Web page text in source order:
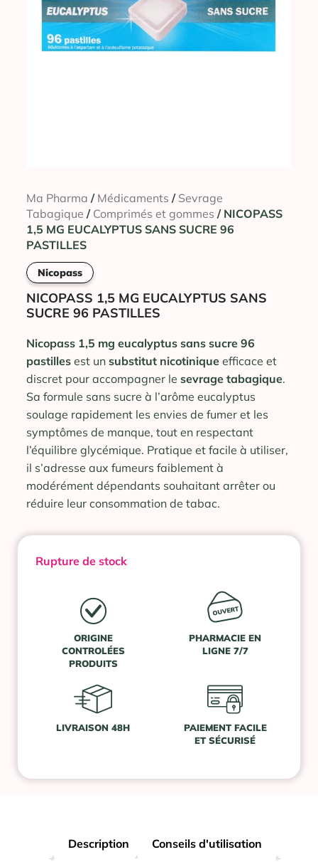
Ma Pharma / Médicaments / Sevrage
Tabagique / Comprimés et gommes / NICOPASS
1,5 MG EUCALYPTUS SANS SUCRE 96
PASTILLES
Nicopass
NICOPASS 1,5 MG EUCALYPTUS SANS
SUCRE 96 PASTILLES
Nicopass 1,5 mg eucalyptus sans sucre 96
pastilles est un substitut nicotinique efficace et
discret pour accompagner le sevrage tabagique.
Sa formule sans sucre à l’arôme eucalyptus
soulage rapidement les envies de fumer et les
symptômes de manque, tout en respectant
l’équilibre glycémique. Pratique et facile à utiliser,
il s’adresse aux fumeurs faiblement à
modérément dépendants souhaitant arrêter ou
réduire leur consommation de tabac.
Rupture de stock
ORIGINE
CONTROLÉES
PRODUITS
PHARMACIE EN
LIGNE 7/7
LIVRAISON 48H
PAIEMENT FACILE
ET SÉCURISÉ
Description
Conseils d'utilisation